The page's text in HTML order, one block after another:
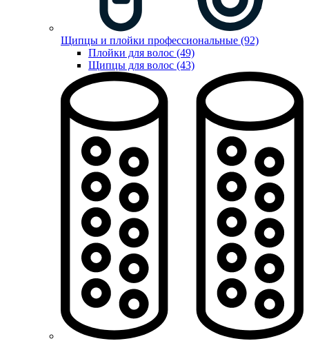
Щипцы и плойки профессиональные (92)
Плойки для волос (49)
Щипцы для волос (43)